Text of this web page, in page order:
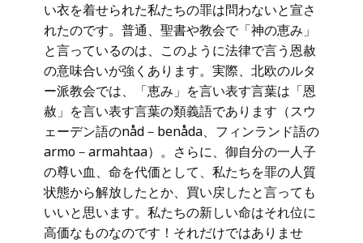
い衣を着せられた私たちの罪は問わないと宣さ
れたのです。普通、聖書や教会で「神の恵み」
と言っているのは、このように法律で言う恩赦
の意味合いが強くあります。実際、北欧のルタ
ー派教会では、「恵み」を言い表す言葉は「恩
赦」を言い表す言葉の類義語であります（スウ
ェーデン語のnåd－benåda、フィンランド語の
armo－armahtaa）。さらに、御自分の一人子
の尊い血、命を代価として、私たちを罪の人質
状態から解放したとか、買い戻したと言っても
いいと思います。私たちの新しい命はそれ位に
高価なものなのです！それだけではありませ